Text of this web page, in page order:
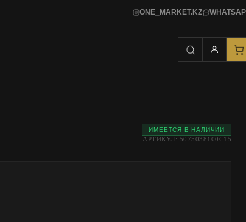
ONE_MARKET.KZ
ИМЕЕТСЯ В НАЛИЧИИ
АРТИКУЛ: 5075038100C15